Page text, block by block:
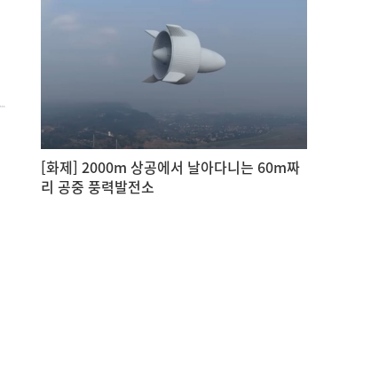
[화제] 2000m 상공에서 날아다니는 60m짜
리 공중 풍력발전소